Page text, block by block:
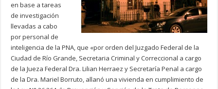
en base a tareas
de investigación
llevadas a cabo
por personal de
inteligencia de la PNA, que «por orden del Juzgado Federal de la
Ciudad de Río Grande, Secretaria Criminal y Correccional a cargo
de la Jueza Federal Dra. Lilian Herraez y Secretaría Penal a cargo
de la Dra. Mariel Borruto, allanó una vivienda en cumplimiento de